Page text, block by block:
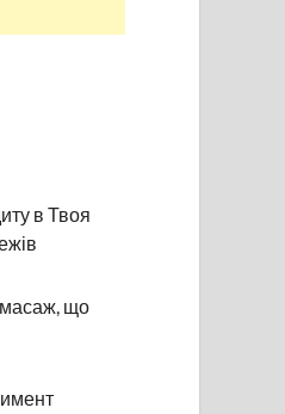
в Твоя
масаж, що